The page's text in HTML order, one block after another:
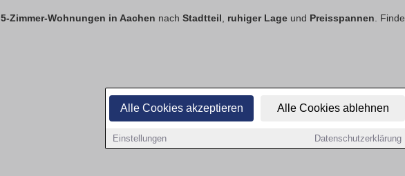
Alle Cookies akzeptieren Alle Cookies ablehnen
Einstellungen Datenschutzerklärung
5-Zimmer-Wohnungen in Aachen nach Stadtteil , ruhiger Lage und Preisspannen. Finde